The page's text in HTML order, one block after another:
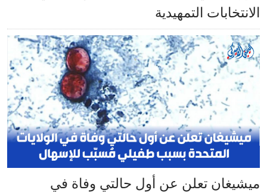
الانتخابات التمهيدية
ميشيغان تعلن عن أول حالتي وفاة في